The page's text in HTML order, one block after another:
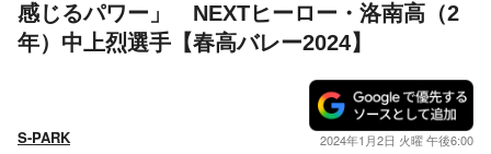
感じるパワー」 NEXTヒーロー・洛南高（2
年）中上烈選手【春高バレー2024】
S-PARK 2024年1月2日 火曜 午後6:00